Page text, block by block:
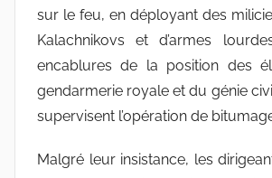
sur le feu, en déployant des
Kalachnikovs et d’armes
encablures de la position des
gendarmerie royale et du génie
supervisent l’opération de
Malgré leur insistance, les